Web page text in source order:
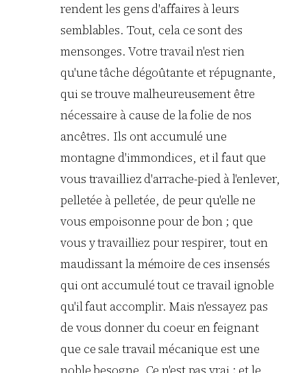
rendent les gens d'affaires à leurs
semblables. Tout, cela ce sont des
mensonges. Votre travail n'est rien
qu'une tâche dégoûtante et répugnante,
qui se trouve malheureusement être
nécessaire à cause de la folie de nos
ancêtres. Ils ont accumulé une
montagne d'immondices, et il faut que
vous travailliez d'arrache-pied à l'enlever,
pelletée à pelletée, de peur qu'elle ne
vous empoisonne pour de bon ; que
vous y travailliez pour respirer, tout en
maudissant la mémoire de ces insensés
qui ont accumulé tout ce travail ignoble
qu'il faut accomplir. Mais n'essayez pas
de vous donner du coeur en feignant
que ce sale travail mécanique est une